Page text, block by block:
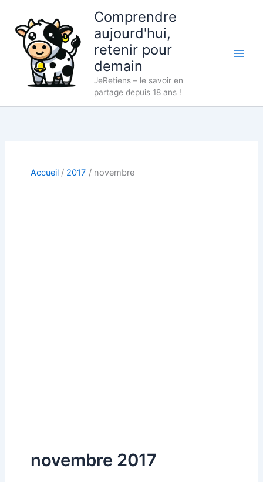
contenu
Comprendre
aujourd'hui,
retenir pour
demain
JeRetiens – le savoir en
partage depuis 18 ans !
Accueil 2017 novembre
novembre 2017